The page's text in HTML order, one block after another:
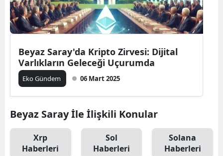
Beyaz Saray'da Kripto Zirvesi: Dijital
Varlıkların Geleceği Uçurumda
Eko Gündem 06 Mart 2025
Beyaz Saray İle İlişkili Konular
Xrp
Haberleri
Sol
Haberleri
Solana
Haberleri